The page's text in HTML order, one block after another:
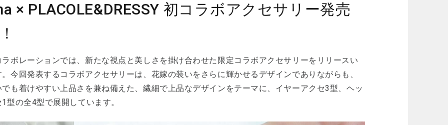
× PLACOLE&DRESSY 初コラボアクセサリー発売
ボレーションでは、新たな視点と美しさを掛け合わせた限定コラボアクセサリーをリリースい
今回発表するコラボアクセサリーは、花嫁の装いをさらに輝かせるデザインでありながらも、
も着けやすい上品さを兼ね備えた、繊細で上品なデザインをテーマに、イヤーアクセ3型、ヘッ
型の全4型で展開しています。